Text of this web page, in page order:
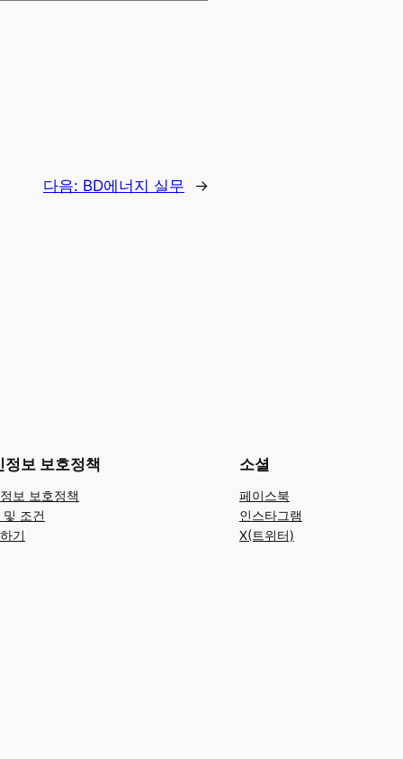
다음: BD에너지 실무 →
정보 보호정책
보 보호정책
및 조건
기
소셜
페이스북
인스타그램
X(트위터)